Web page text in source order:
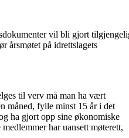
vil bli gjort
årsmøtet på idrettslagets
til verv må man ha vært
måned, fylle minst 15 år i det
ha gjort opp sine økonomiske
har uansett møterett,